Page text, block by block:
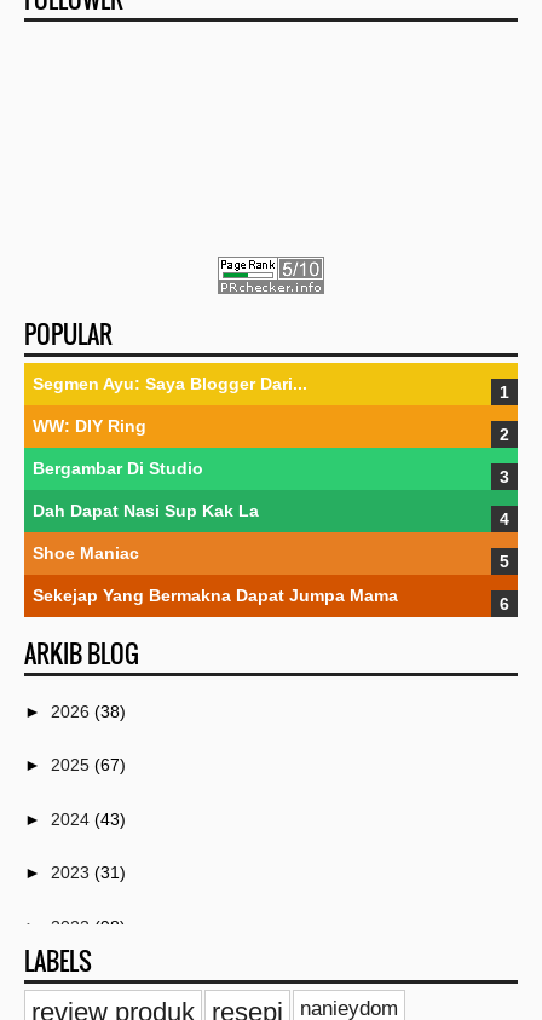
POPULAR
Segmen Ayu: Saya Blogger Dari...
WW: DIY Ring
Bergambar Di Studio
Dah Dapat Nasi Sup Kak La
Shoe Maniac
Sekejap Yang Bermakna Dapat Jumpa Mama
ARKIB BLOG
► 2026 (38)
► 2025 (67)
► 2024 (43)
► 2023 (31)
► 2022 (98)
▼2021(259)
LABELS
review produk resepi nanieydom